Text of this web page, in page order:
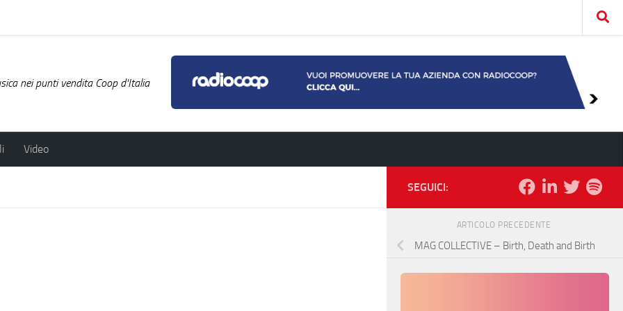
nei punti vendita Coop d'Italia
Video
SEGUICI:
ARTICOLO PRECEDENTE
MAG COLLECTIVE – Birth, Death and Birth